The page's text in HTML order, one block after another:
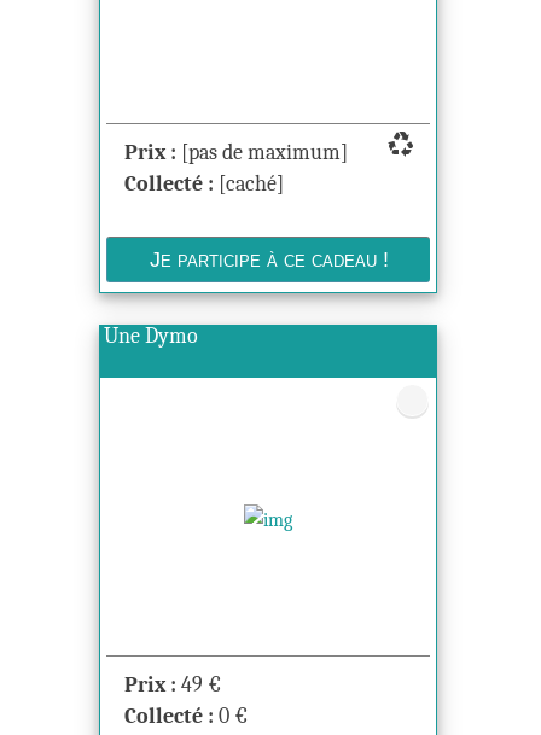
recycling
Prix : [pas de maximum]
Collecté : [caché]
Une Dymo
Prix : 49 €
Collecté : 0 €